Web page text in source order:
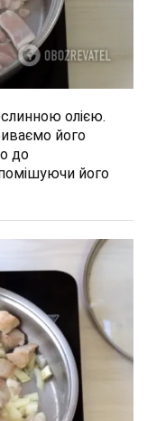
олією.
його
до
помішуючи його